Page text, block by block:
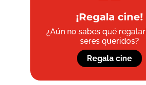
¡Regala cine!
¿Aún no sabes qué
seres queridos?
Regala cine